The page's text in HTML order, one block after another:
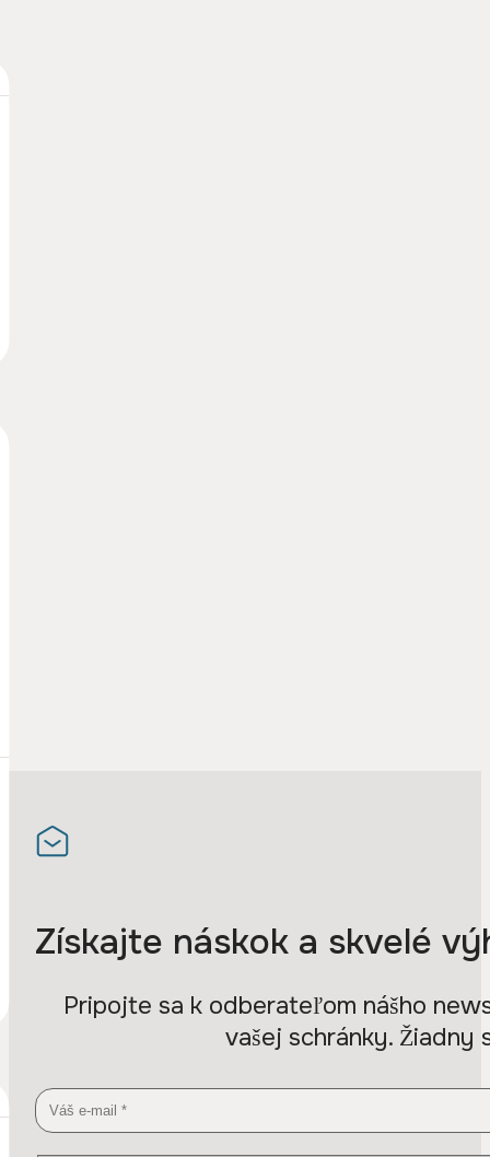
Získajte náskok a skvelé
Pripojte sa k odberateľom nášho
vašej schránky. Žiadny